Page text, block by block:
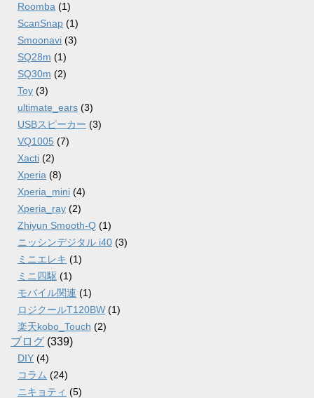
Roomba (1)
ScanSnap (1)
Smoonavi (3)
SQ28m (1)
SQ30m (2)
Toy (3)
ultimate_ears (3)
USBスピーカー (3)
VQ1005 (7)
Xacti (2)
Xperia (8)
Xperia_mini (4)
Xperia_ray (2)
Zhiyun Smooth-Q (1)
ニッシンデジタル i40 (3)
ミニエレキ (1)
ミニ四駆 (1)
モバイル関連 (1)
ロジクールT120BW (1)
楽天kobo_Touch (2)
ブログ (339)
DIY (4)
コラム (24)
ニキョティ (5)